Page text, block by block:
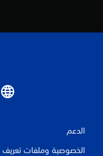
الدعم
الخصوصية وملفات تعريف